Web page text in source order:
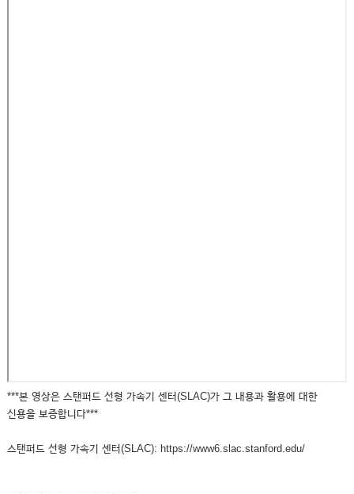
***본 영상은 스탠퍼드 선형 가속기 센터(SLAC)가 그 내용과 활용에 대한
신용을 보증합니다***
스탠퍼드 선형 가속기 센터(SLAC): https://www6.slac.stanford.edu/